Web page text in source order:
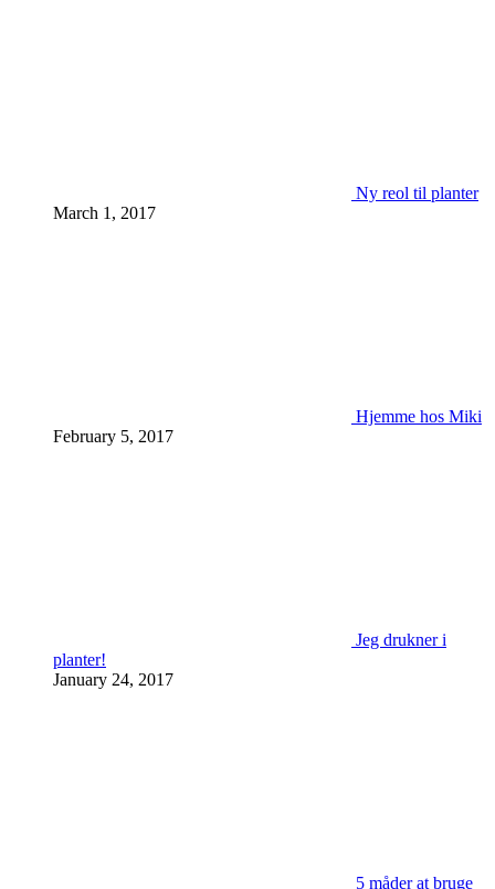
Ny reol til planter
March 1, 2017
Hjemme hos Miki
February 5, 2017
Jeg drukner i
planter!
January 24, 2017
5 måder at bruge